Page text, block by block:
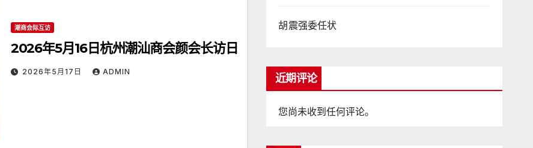
潮商会际互访
2026年5月16日杭州潮汕商会颜会长访日
2026年5月17日 ADMIN
胡震强委任状
近期评论
您尚未收到任何评论。